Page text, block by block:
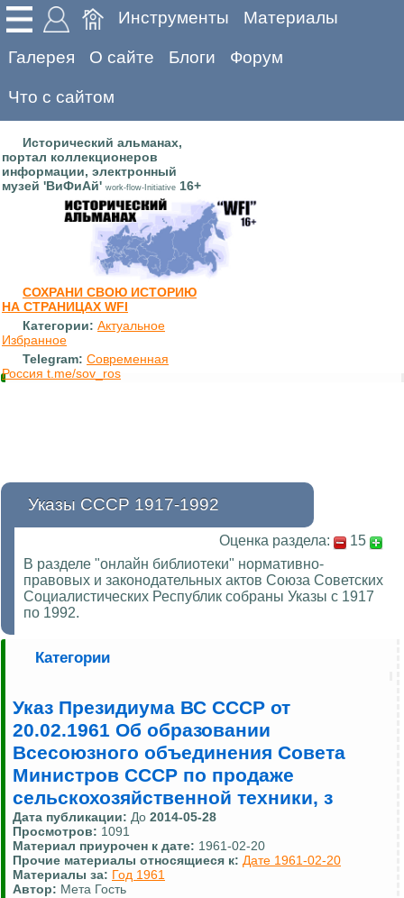
Инструменты Материалы
Галерея О сайте Блоги Форум
Что с сайтом
Исторический альманах,
портал коллекционеров
информации, электронный
музей 'ВиФиАй' work-flow-Initiative 16+
СОХРАНИ СВОЮ ИСТОРИЮ
НА СТРАНИЦАХ WFI
Категории: Актуальное
Избранное
Telegram: Современная
Россия t.me/sov_ros
Указы СССР 1917-1992
Оценка раздела:
15
В разделе "онлайн библиотеки" нормативно-
правовых и законодательных актов Союза Советских
Социалистических Республик собраны Указы с 1917
по 1992.
Категории
Указ Президиума ВС СССР от
20.02.1961 Об образовании
Всесоюзного объединения Совета
Министров СССР по продаже
сельскохозяйственной техники, з
Дата публикации: До 2014-05-28
Просмотров: 1091
Материал приурочен к дате: 1961-02-20
Прочие материалы относящиеся к: Дате 1961-02-20
Материалы за: Год 1961
Автор: Мета Гость